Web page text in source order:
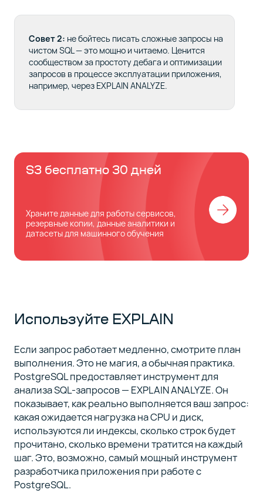
Совет 2: не бойтесь писать сложные запросы на
чистом SQL — это мощно и читаемо. Ценится
сообществом за простоту дебага и оптимизации
запросов в процессе эксплуатации приложения,
например, через EXPLAIN ANALYZE.
S3 бесплатно 30 дней
Храните данные для работы сервисов,
резервные копии, данные аналитики и
датасеты для машинного обучения
Используйте EXPLAIN
Если запрос работает медленно, смотрите план
выполнения. Это не магия, а обычная практика.
PostgreSQL предоставляет инструмент для
анализа SQL-запросов — EXPLAIN ANALYZE. Он
показывает, как реально выполняется ваш запрос:
какая ожидается нагрузка на CPU и диск,
используются ли индексы, сколько строк будет
прочитано, сколько времени тратится на каждый
шаг. Это, возможно, самый мощный инструмент
разработчика приложения при работе с
PostgreSQL.